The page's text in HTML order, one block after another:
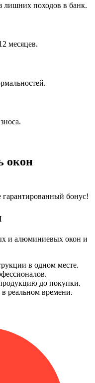
лишних походов в банк.
месяцев.
окон
бонус!
и алюминиевых окон и
в одном месте.
до покупки.
реальном времени.